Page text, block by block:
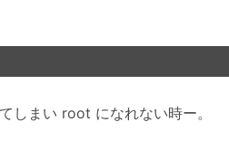
まい root になれない時ー。